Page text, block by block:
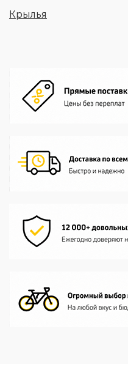
Крылья